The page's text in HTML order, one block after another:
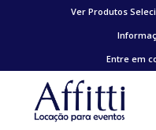
Ver Produtos
Entre em